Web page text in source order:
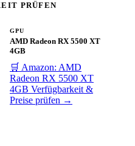
PRÜFEN
GPU
AMD Radeon RX 5500 XT
4GB
🛒 Amazon: AMD
Radeon RX 5500 XT
4GB Verfügbarkeit &
Preise prüfen →